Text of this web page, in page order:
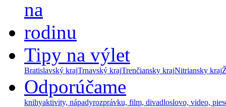
Tipy na výlet
Bratislavský krajTrnavský krajTrenčiansky krajNitriansky kraj
Odporúčame
knihyaktivity, nápadyrozprávku, film, divadloslovo, video,